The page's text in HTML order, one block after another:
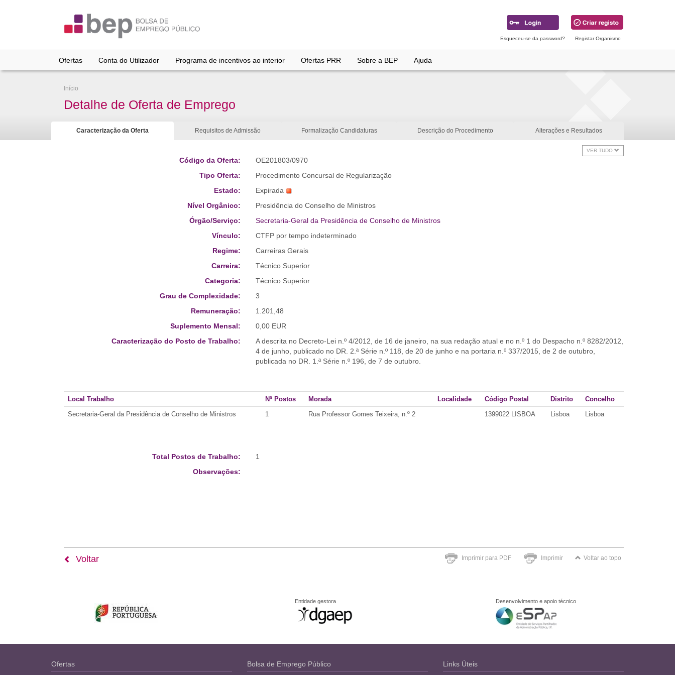
Esqueceu-se da password? Registar Organismo
Ofertas Conta do Utilizador Programa de incentivos ao interior Ofertas PRR Sobre a BEP Ajuda
Início
Detalhe de Oferta de Emprego
Caracterização da Oferta Requisitos de Admissão Formalização Candidaturas Descrição do Procedimento Alterações e Resultados
VER TUDO
Código da Oferta:
OE201803/0970
Tipo Oferta:
Procedimento Concursal de Regularização
Estado:
Expirada
Nível Orgânico:
Presidência do Conselho de Ministros
Órgão/Serviço:
Secretaria-Geral da Presidência de Conselho de Ministros
Vínculo:
CTFP por tempo indeterminado
Regime:
Carreiras Gerais
Carreira:
Técnico Superior
Categoria:
Técnico Superior
Grau de Complexidade:
3
Remuneração:
1.201,48
Suplemento Mensal:
0,00 EUR
Caracterização do Posto de Trabalho:
A descrita no Decreto-Lei n.º 4/2012, de 16 de janeiro, na sua redação atual e no n.º 1 do Despacho n.º 8282/2012,
4 de junho, publicado no DR. 2.ª Série n.º 118, de 20 de junho e na portaria n.º 337/2015, de 2 de outubro,
publicada no DR. 1.ª Série n.º 196, de 7 de outubro.
Local Trabalho Nº Postos Morada Localidade Código Postal Distrito
Concelho
Secretaria-Geral da Presidência de Conselho de Ministros
1 Rua Professor Gomes Teixeira, n.º 2 1399022 LISBOA Lisboa Lisboa
Total Postos de Trabalho:
1
Observações:
Imprimir para PDF Imprimir Voltar ao topo
Voltar
Entidade gestora Desenvolvimento e apoio técnico
Ofertas Bolsa de Emprego Público Links Úteis